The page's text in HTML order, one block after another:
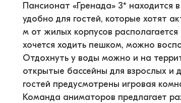
Пансионат «Гренада» 3* находится
удобно для гостей, которые хотят
м от жилых корпусов
хочется ходить пешком, можно
Отдохнуть у воды можно и на
открытые бассейны для взрослых и
гостей предусмотрены игровая
Команда аниматоров предлагает